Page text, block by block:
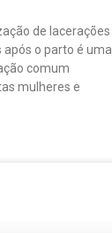
de lacerações
após o parto é uma
comum
mulheres e